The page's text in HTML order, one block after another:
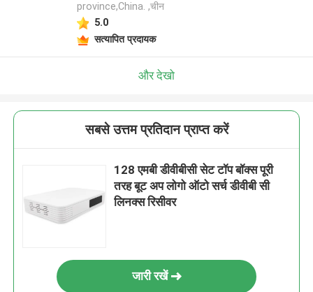
province,China. ,चीन
5.0
सत्यापित प्रदायक
और देखो
सबसे उत्तम प्रतिदान प्राप्त करें
128 एमबी डीवीबीसी सेट टॉप बॉक्स पूरी
तरह बूट अप लोगो ऑटो सर्च डीवीबी सी
लिनक्स रिसीवर
जारी रखें